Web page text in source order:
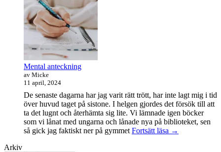
Mental anteckning
av Micke
11 april, 2024
De senaste dagarna har jag varit rätt trött, har inte lagt mig i tid
över huvud taget på sistone. I helgen gjordes det försök till att
ta det lugnt och återhämta sig lite. Vi lämnade igen böcker
som vi lånat med ungarna och lånade nya på biblioteket, sen
så gick jag faktiskt ner på gymmet Fortsätt läsa Mental
→
Arkiv